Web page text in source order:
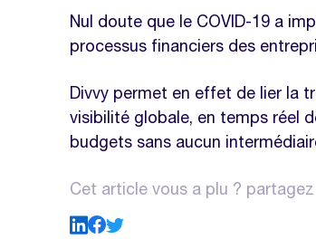
Nul doute que le COVID-19 a
processus financiers des
Divvy permet en effet de lier la
visibilité globale, en temps réel
budgets sans aucun
Cet article vous a plu ?